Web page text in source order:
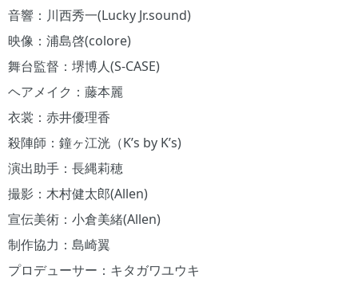
音響：川⻄秀一(Lucky Jr.sound)
映像：浦島啓(colore)
舞台監督：堺博人(S-CASE)
ヘアメイク：藤本麗
衣裳：赤井優理香
殺陣師：鐘ヶ江洸（K’s by K’s)
演出助手：長縄莉穂
撮影：木村健太郎(Allen)
宣伝美術：小倉美緒(Allen)
制作協力：島崎翼
プロデューサー：キタガワユウキ